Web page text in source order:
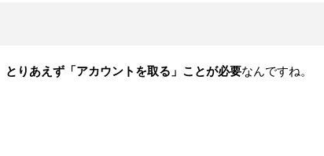
とりあえず「アカウントを取る」ことが必要なんですね。